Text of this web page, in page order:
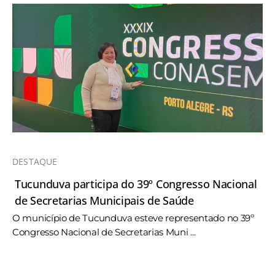
DESTAQUE
Tucunduva participa do 39º Congresso Nacional
de Secretarias Municipais de Saúde
O município de Tucunduva esteve representado no 39º
Congresso Nacional de Secretarias Muni ...